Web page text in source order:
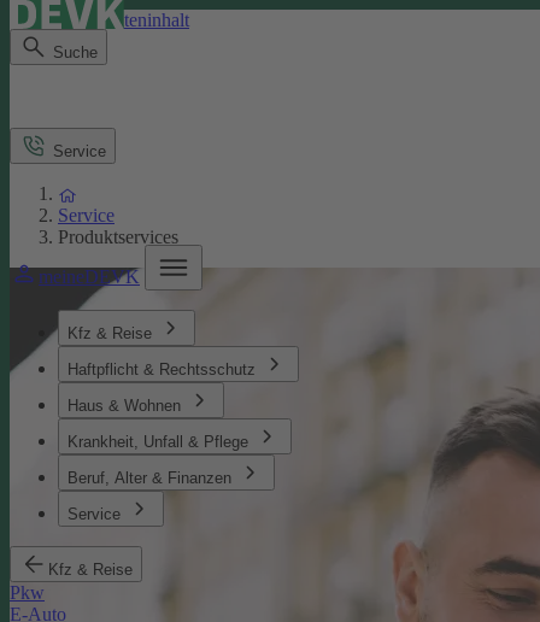
Direkt zum Seiteninhalt
Suche
meineDEVK
Kfz & Reise
Haftpflicht & Rechtsschutz
Haus & Wohnen
Krankheit, Unfall & Pflege
Beruf, Alter & Finanzen
Service
Kfz & Reise
Pkw
E-Auto
Service
Service
Produktservices